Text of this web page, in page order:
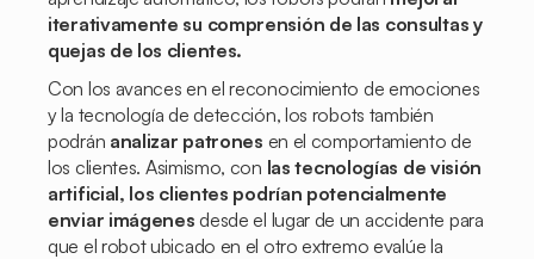
iterativamente su comprensión de las consultas y
quejas de los clientes.
Con los avances en el reconocimiento de emociones
y la tecnología de detección, los robots también
podrán analizar patrones en el comportamiento de
los clientes. Asimismo, con las tecnologías de visión
artificial, los clientes podrían potencialmente
enviar imágenes desde el lugar de un accidente para
que el robot ubicado en el otro extremo evalúe la